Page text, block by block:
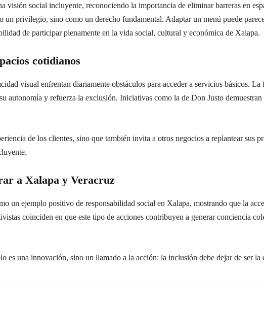
visión social incluyente, reconociendo la importancia de eliminar barreras en
un privilegio, sino como un derecho fundamental. Adaptar un menú puede
de participar plenamente en la vida social, cultural y económica de Xalapa.
cotidianos
visual enfrentan diariamente obstáculos para acceder a servicios básicos.
autonomía y refuerza la exclusión. Iniciativas como la de Don Justo
de los clientes, sino que también invita a otros negocios a replantear sus
a Xalapa y Veracruz
un ejemplo positivo de responsabilidad social en Xalapa, mostrando que la
coinciden en que este tipo de acciones contribuyen a generar conciencia
es una innovación, sino un llamado a la acción: la inclusión debe dejar de ser